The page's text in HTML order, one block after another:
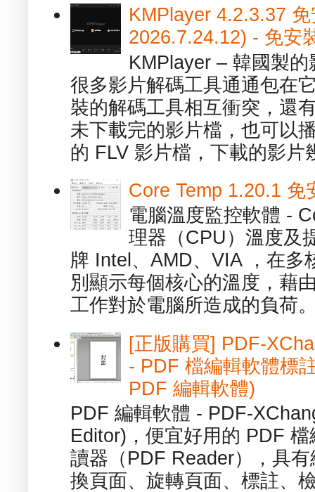
KMPlayer 4.2.3.37
2026.7.24.12) - 免安
KMPlayer – 韓國製
很多影片解碼工具通通包在
裝的解碼工具相互衝突，還
未下載完的影片檔，也可以
的 FLV 影片檔，下載的影片
Core Temp 1.20.1 免
電腦溫度監控軟體 -
理器（CPU）溫度及
牌 Intel、AMD、VIA ，在多
別顯示每個核心的溫度，藉
工作對於電腦所造成的負荷
[正版購買] PDF-
- PDF 檔編輯軟體標
PDF 編輯軟體)
PDF 編輯軟體 - PDF-
Editor)，便宜好用的 PDF
讀器（PDF Reader），具
換頁面、旋轉頁面、標註、